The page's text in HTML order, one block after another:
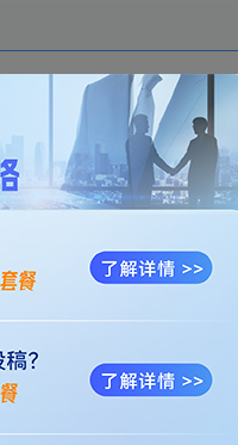
管国际期刊列表 全